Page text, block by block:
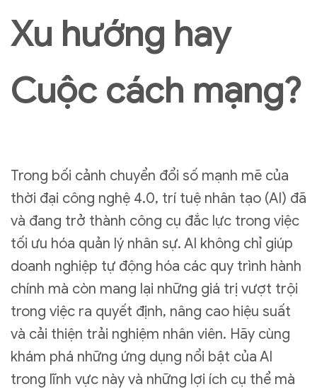
Xu hướng hay
Cuộc cách mạng?
Trong bối cảnh chuyển đổi số mạnh mẽ của
thời đại công nghệ 4.0, trí tuệ nhân tạo (AI) đã
và đang trở thành công cụ đắc lực trong việc
tối ưu hóa quản lý nhân sự. AI không chỉ giúp
doanh nghiệp tự động hóa các quy trình hành
chính mà còn mang lại những giá trị vượt trội
trong việc ra quyết định, nâng cao hiệu suất
và cải thiện trải nghiệm nhân viên. Hãy cùng
khám phá những ứng dụng nổi bật của AI
trong lĩnh vực này và những lợi ích cụ thể mà